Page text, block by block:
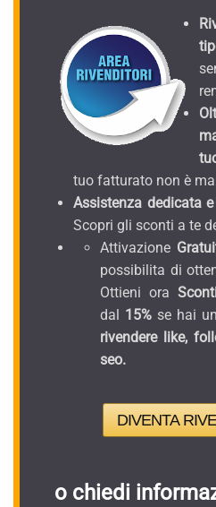
tuo fatturato non è
Assistenza dedicata
Scopri gli sconti a te
Attivazione
possibilita di
Ottieni ora
dal 15% se hai
rivendere like,
seo.
DIVENTA
o chiedi